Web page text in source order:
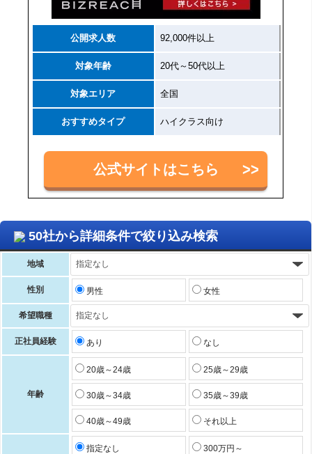
公開求人数 92,000件以上
対象年齢 20代～50代以上
対象エリア 全国
おすすめタイプ ハイクラス向け
公式サイトはこちら
50社から詳細条件で絞り込み検索
地域
性別 男性 女性
希望職種
正社員経験 あり なし
年齢
20歳～24歳 25歳～29歳
30歳～34歳 35歳～39歳
40歳～49歳 それ以上
指定なし 300万円～